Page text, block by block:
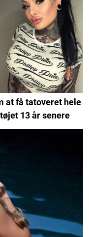
at få tatoveret hele
13 år senere